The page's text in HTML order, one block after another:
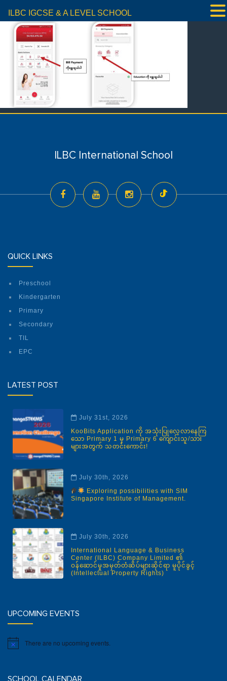
ILBC International School
QUICK LINKS
Preschool
Kindergarten
Primary
Secondary
TIL
EPC
LATEST POST
July 31st, 2026
KooBits Application ကို အသုံးပြုလေ့လာနေကြ
သော Primary 1 မှ Primary 6 ကျောင်းသူ/သား
များအတွက် သတင်းကောင်း!
July 30th, 2026
Exploring possibilities with SIM
Singapore Institute of Management.
July 30th, 2026
International Language & Business
Center (ILBC) Company Limited ၏
ဝန်ဆောင်မှုအမှတ်တံဆိပ်များဆိုင်ရာ မူပိုင်ခွင့်
(Intellectual Property Rights)
UPCOMING EVENTS
Notice There are no upcoming events.
SCHOOL CALENDAR
ILBC IGCSE & A LEVEL SCHOOL